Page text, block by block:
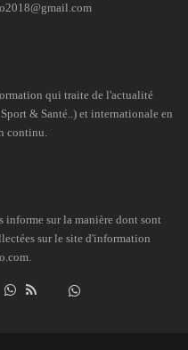
qui traite de l'actualité
& Santé..) et internationale en
continu.
sur la manière dont sont
sur le site d'information
InstagramWhatsAppDailymotion